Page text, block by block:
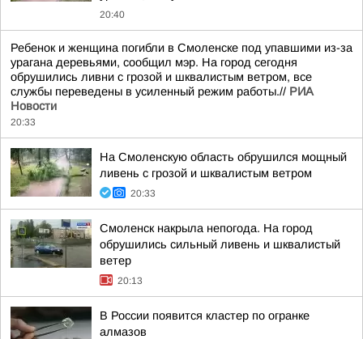
20:40
Ребенок и женщина погибли в Смоленске под упавшими из-за
урагана деревьями, сообщил мэр. На город сегодня
обрушились ливни с грозой и шквалистым ветром, все
службы переведены в усиленный режим работы.// РИА
Новости
20:33
На Смоленскую область обрушился мощный
ливень с грозой и шквалистым ветром
20:33
Смоленск накрыла непогода. На город
обрушились сильный ливень и шквалистый
ветер
20:13
В России появится кластер по огранке
алмазов